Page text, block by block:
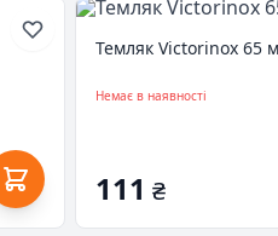
Темляк Victorinox 65
Немає в наявності
111 ₴